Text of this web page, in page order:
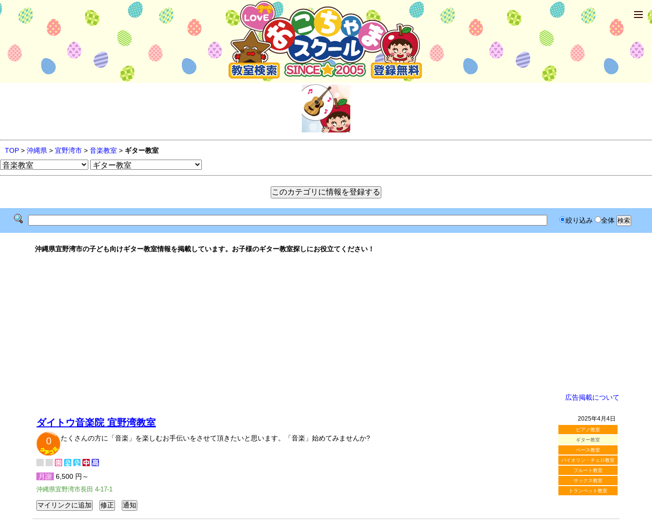
TOP > 沖縄県 > 宜野湾市 > 音楽教室 > ギター教室
絞り込み 全体
沖縄県宜野湾市の子ども向けギター教室情報を掲載しています。お子様のギター教室探しにお役立てください！
広告掲載について
2025年4月4日
ピアノ教室
ギター教室
ベース教室
バイオリン・チェロ教室
フルート教室
サックス教室
トランペット教室
ダイトウ音楽院 宜野湾教室
0
たくさんの方に「音楽」を楽しむお手伝いをさせて頂きたいと思います。「音楽」始めてみませんか?
月謝 6,500 円～
沖縄県宜野湾市長田 4-17-1